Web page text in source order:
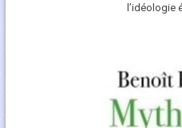
l’idéologie